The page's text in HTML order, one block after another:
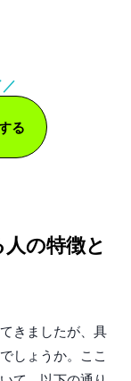
る
の特徴と
きましたが、具
しょうか。ここ